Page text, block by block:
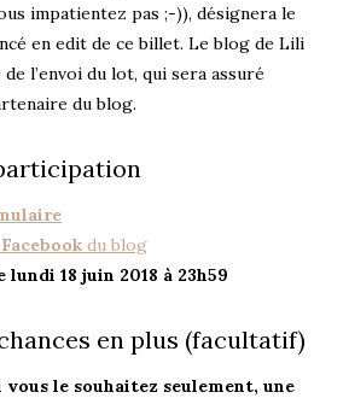
impatientez pas ;-)), désignera le
en edit de ce billet. Le blog de Lili
l’envoi du lot, qui sera assuré
du blog.
du blog
lundi 18 juin 2018 à 23h59
en plus (facultatif)
vous le souhaitez seulement, une